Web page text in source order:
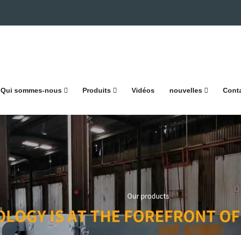
Qui sommes-nous Produits Vidéos nouvelles